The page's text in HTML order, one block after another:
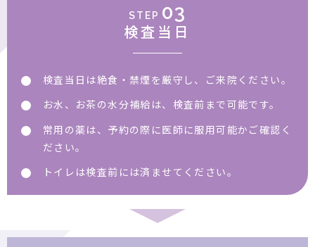
STEP 03
検査当日
検査当日は絶食・禁煙を厳守し、ご来院ください。
お水、お茶の水分補給は、検査前まで可能です。
常用の薬は、予約の際に医師に服用可能かご確認く
ださい。
トイレは検査前には済ませてください。